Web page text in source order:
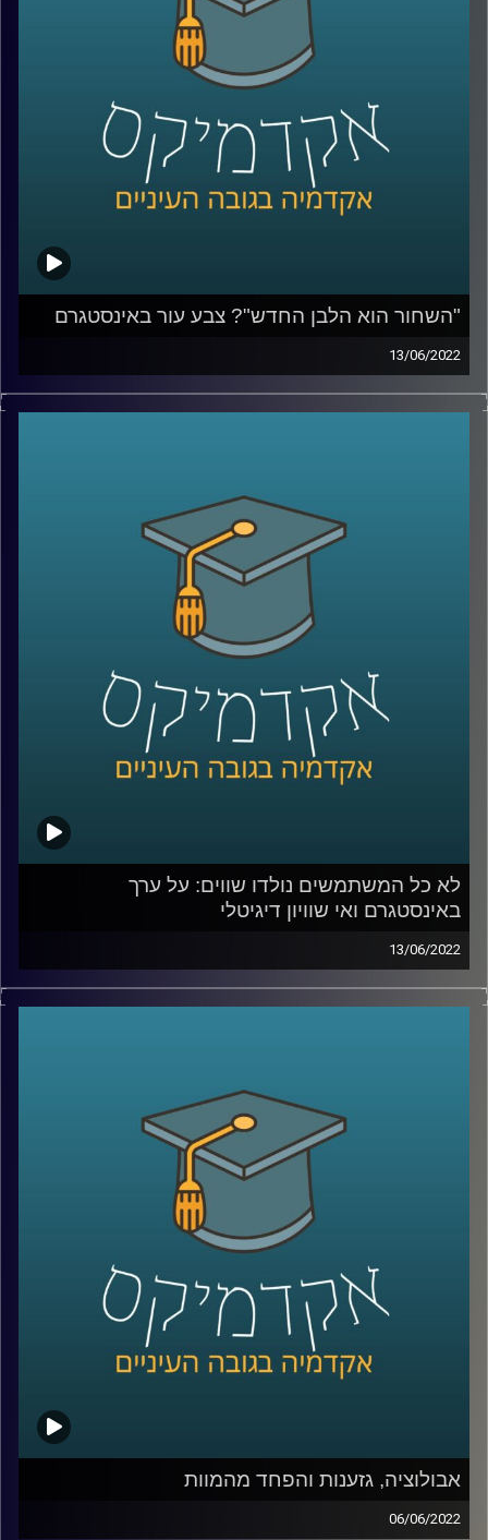
לשיחה על הסיבות שבגללן אין להאמין לפוליטיקאים –
קרדיט תמונות:AudioVersity
"השחור הוא הלבן החדש"? צבע עור באינסטגרם
13/06/2022
בעידן בו אנו נמדדים על ידי כמות הלייקים והעוקבים חשוב
לתעד את הפעילות שאנחנו עושות ועושים ולהציג אותה
ומרצה על סוציולוגיה דיגיטלית תרבות ובני נוער באינסטגרם
בבר אילן ואצלנו בחטיבת דאטה ממשל ודמוקרטיה שאלה
נערות ונערים באיזה פילטרים הם משתמשים היא נדהמה לגלות
מה נחשב יפה יותר היום – שחור.
אז האם נעשה שינוי אמיתי ביחס בין העדות השונות, ממתי
להיות לבן זה שלילי והאם קים קרדשיאן עשתה שינוי אמיתי
שישאר איתנו לעוד שנים ארוכות? האזינו לחלק השני של
קרדיט תמונות:AudioVersity
לא כל המשתמשים נולדו שווים: על ערך
באינסטגרם ואי שוויון דיגיטלי
13/06/2022
בעידן בו אנו נמדדים על ידי כמות הלייקים והעוקבים חשוב
לתעד את הפעילות שאנחנו עושות ועושים ולהציג אותה
גלשן ביד כאילו בלי ידיעתם ומסיבות בריכה, יציאה עם חברים
או ארוחות במסעדה יצולמו כדי להבהיר לכולם
שהמצולמים בעלי חיי חברה עשירים. אבל מה קורה כאשר
המצב הכלכלי לא מאפשר לטוס לחו"ל, להיות בחוגים פוטוגנים
או לצאת למסעדות לעיתים קרובות ואפילו השכונה או חצר
הבית לא מספיק יפים כדי להצטלם בהם (ובטח שלא כוללים
בפרק הזה ענבר מיכלזון דרורי, חוקרת ומרצה על סוציולוגיה
דיגיטלית תרבות ובני נוער באינסטגרם בבר אילן ואצלנו בחטיבת
נערות ונערים ממעמד נמוך לעומת כאלו ממעמד כלכלי גבוה,
איך מציגים חיים יפים בתוך מציאות שאינה פוטוגנית ומה זה אי
שוויון בנכסים דיגיטאליים.
אבולוציה, גזענות והפחד מהמוות
06/06/2022